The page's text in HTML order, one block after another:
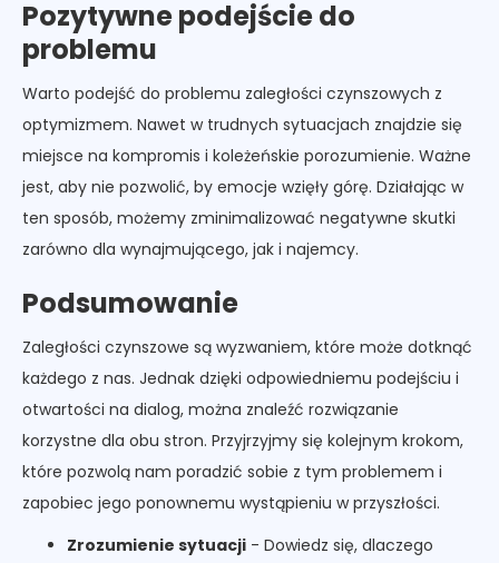
Pozytywne podejście do
problemu
Warto podejść do problemu zaległości czynszowych z
optymizmem. Nawet w trudnych sytuacjach znajdzie się
miejsce na kompromis i koleżeńskie porozumienie. Ważne
jest, aby nie pozwolić, by emocje wzięły górę. Działając w
ten sposób, możemy zminimalizować negatywne skutki
zarówno dla wynajmującego, jak i najemcy.
Podsumowanie
Zaległości czynszowe są wyzwaniem, które może dotknąć
każdego z nas. Jednak dzięki odpowiedniemu podejściu i
otwartości na dialog, można znaleźć rozwiązanie
korzystne dla obu stron. Przyjrzyjmy się kolejnym krokom,
które pozwolą nam poradzić sobie z tym problemem i
zapobiec jego ponownemu wystąpieniu w przyszłości.
Zrozumienie sytuacji - Dowiedz się, dlaczego